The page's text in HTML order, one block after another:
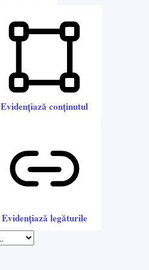
Evidențiază conținutul
Evidențiază legăturile